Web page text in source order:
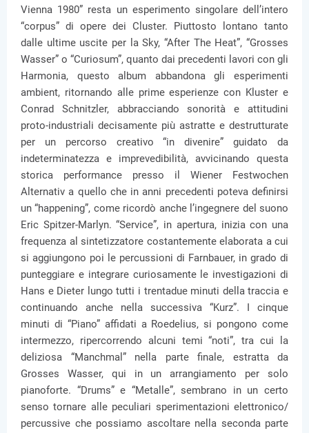
Vienna 1980” resta un esperimento singolare dell’intero
“corpus” di opere dei Cluster. Piuttosto lontano tanto
dalle ultime uscite per la Sky, “After The Heat”, “Grosses
Wasser” o “Curiosum”, quanto dai precedenti lavori con gli
Harmonia, questo album abbandona gli esperimenti
ambient, ritornando alle prime esperienze con Kluster e
Conrad Schnitzler, abbracciando sonorità e attitudini
proto-industriali decisamente più astratte e destrutturate
per un percorso creativo “in divenire” guidato da
indeterminatezza e imprevedibilità, avvicinando questa
storica performance presso il Wiener Festwochen
Alternativ a quello che in anni precedenti poteva definirsi
un “happening”, come ricordò anche l’ingegnere del suono
Eric Spitzer-Marlyn. “Service”, in apertura, inizia con una
frequenza al sintetizzatore costantemente elaborata a cui
si aggiungono poi le percussioni di Farnbauer, in grado di
punteggiare e integrare curiosamente le investigazioni di
Hans e Dieter lungo tutti i trentadue minuti della traccia e
continuando anche nella successiva “Kurz”. I cinque
minuti di “Piano” affidati a Roedelius, si pongono come
intermezzo, ripercorrendo alcuni temi “noti”, tra cui la
deliziosa “Manchmal” nella parte finale, estratta da
Grosses Wasser, qui in un arrangiamento per solo
pianoforte. “Drums” e “Metalle”, sembrano in un certo
senso tornare alle peculiari sperimentazioni elettronico/
percussive che possiamo ascoltare nella seconda parte